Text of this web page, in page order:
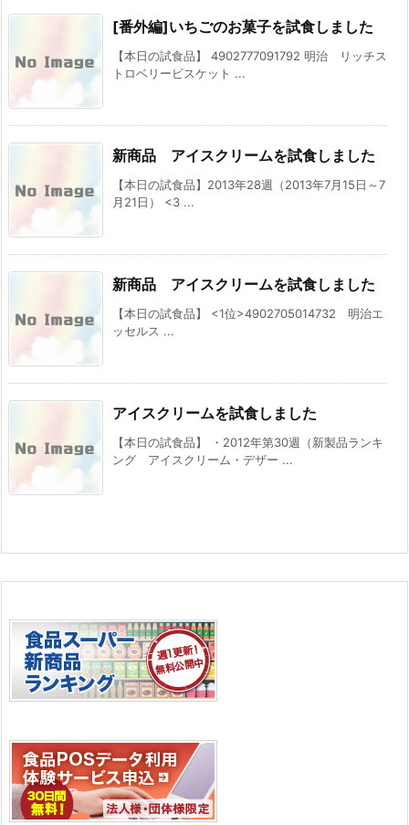
[番外編]いちごのお菓子を試食しました
【本日の試食品】 4902777091792 明治 リッチス
トロベリービスケット ...
新商品 アイスクリームを試食しました
【本日の試食品】2013年28週（2013年7月15日～7
月21日） <3 ...
新商品 アイスクリームを試食しました
【本日の試食品】 <1位>4902705014732 明治エ
ッセルス ...
アイスクリームを試食しました
【本日の試食品】 ・2012年第30週（新製品ランキ
ング アイスクリーム・デザー ...